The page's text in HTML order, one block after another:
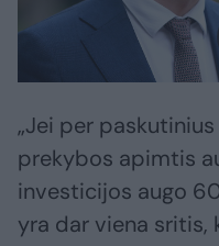
„Jei per
prekybos apimtis
investicijos augo
yra dar viena